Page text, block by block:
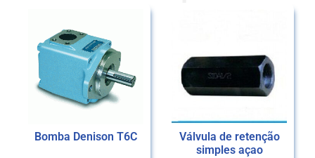
Bomba Denison T6C
Válvula de retenção
simples açao